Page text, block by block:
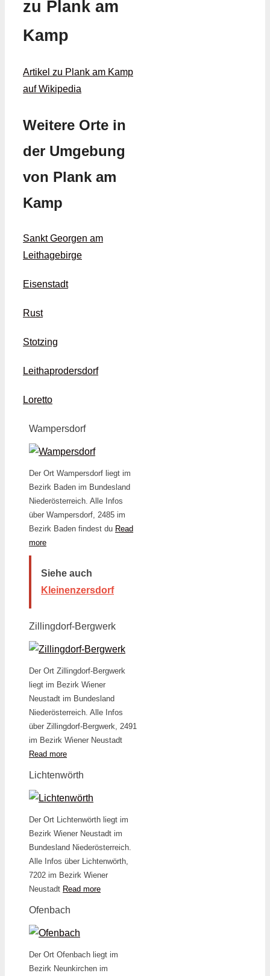
zu Plank am
Kamp
Artikel zu Plank am Kamp
auf Wikipedia
Weitere Orte in
der Umgebung
von Plank am
Kamp
Sankt Georgen am
Leithagebirge
Eisenstadt
Rust
Stotzing
Leithaprodersdorf
Loretto
Wampersdorf
Der Ort Wampersdorf liegt im
Bezirk Baden im Bundesland
Niederösterreich. Alle Infos
über Wampersdorf, 2485 im
Bezirk Baden findest du Read
more
Siehe auch
Kleinenzersdorf
Zillingdorf-Bergwerk
Der Ort Zillingdorf-Bergwerk
liegt im Bezirk Wiener
Neustadt im Bundesland
Niederösterreich. Alle Infos
über Zillingdorf-Bergwerk, 2491
im Bezirk Wiener Neustadt
Read more
Lichtenwörth
Der Ort Lichtenwörth liegt im
Bezirk Wiener Neustadt im
Bundesland Niederösterreich.
Alle Infos über Lichtenwörth,
7202 im Bezirk Wiener
Neustadt Read more
Ofenbach
Der Ort Ofenbach liegt im
Bezirk Neunkirchen im